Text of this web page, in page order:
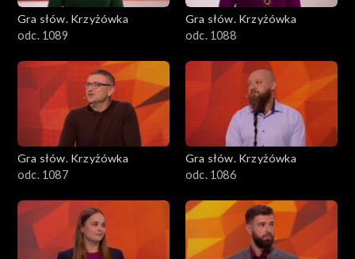
Gra słów. Krzyżówka
odc. 1089
Gra słów. Krzyżówka
odc. 1088
Gra słów. Krzyżówka
odc. 1087
Gra słów. Krzyżówka
odc. 1086